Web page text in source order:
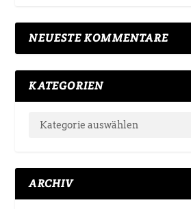
NEUESTE KOMMENTARE
KATEGORIEN
ARCHIV